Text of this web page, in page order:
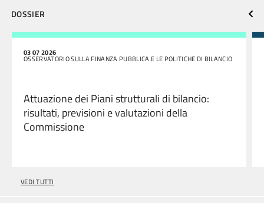
DOSSIER
03 07 2026
OSSERVATORIO SULLA FINANZA PUBBLICA E LE POLITICHE DI BILANCIO
Attuazione dei Piani strutturali di bilancio:
risultati, previsioni e valutazioni della
Commissione
VEDI TUTTI